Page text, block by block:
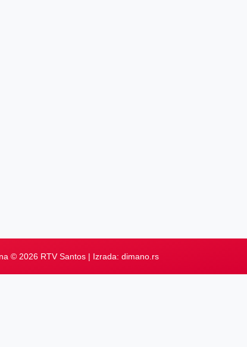
© 2026 RTV Santos | Izrada: dimano.rs